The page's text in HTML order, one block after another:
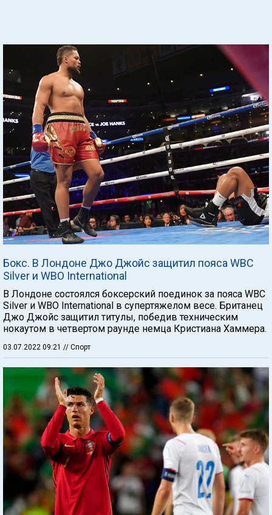
Бокс. В Лондоне Джо Джойс защитил пояса WBC
Silver и WBO International
В Лондоне состоялся боксерский поединок за пояса WBC
Silver и WBO International в супертяжелом весе. Британец
Джо Джойс защитил титулы, победив техническим
нокаутом в четвертом раунде немца Кристиана Хаммера.
03.07.2022 09:21 // Спорт